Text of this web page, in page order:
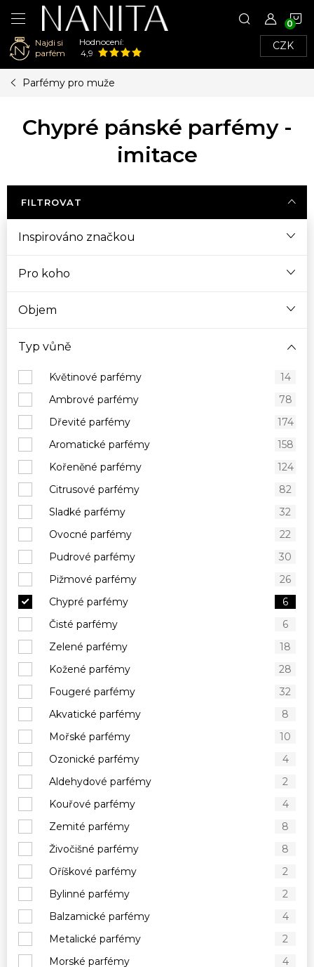
Najdi si
parfém
Hodnocení:
4,9
CZK
Parfémy pro muže
Chypré pánské parfémy -
imitace
FILTROVAT
Inspirováno značkou
Pro koho
Objem
Typ vůně
Květinové parfémy
14
Ambrové parfémy
78
Dřevité parfémy
174
Aromatické parfémy
158
Kořeněné parfémy
124
Citrusové parfémy
82
Sladké parfémy
32
Ovocné parfémy
22
Pudrové parfémy
30
Pižmové parfémy
26
Chypré parfémy
6
Čisté parfémy
6
Zelené parfémy
18
Kožené parfémy
28
Fougeré parfémy
32
Akvatické parfémy
8
Mořské parfémy
10
Ozonické parfémy
4
Aldehydové parfémy
2
Kouřové parfémy
4
Zemité parfémy
8
Živočišné parfémy
8
Oříškové parfémy
2
Bylinné parfémy
2
Balzamické parfémy
4
Metalické parfémy
2
Morské parfémy
4